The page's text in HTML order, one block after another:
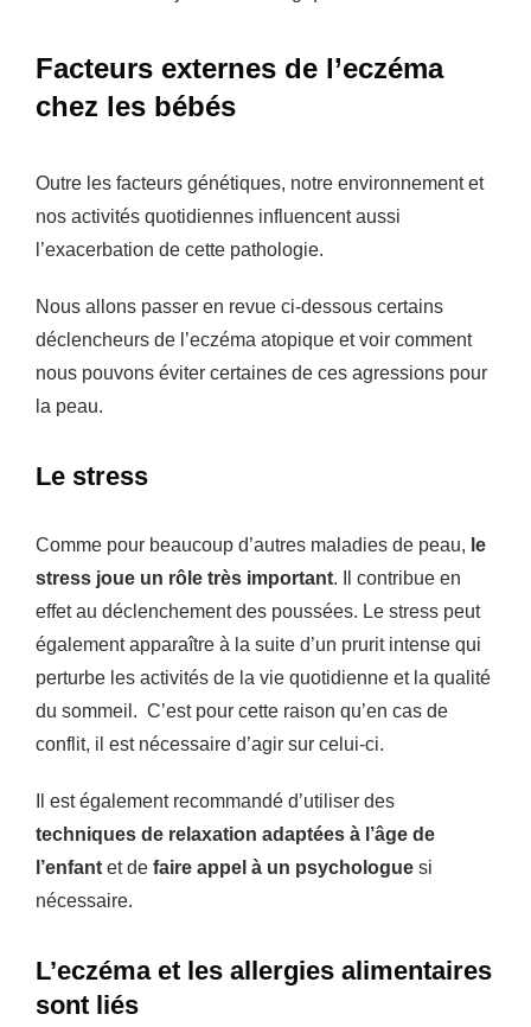
Facteurs externes de l’eczéma
chez les bébés
Outre les facteurs génétiques, notre environnement et
nos activités quotidiennes influencent aussi
l’exacerbation de cette pathologie.
Nous allons passer en revue ci-dessous certains
déclencheurs de l’eczéma atopique et voir comment
nous pouvons éviter certaines de ces agressions pour
la peau.
Le stress
Comme pour beaucoup d’autres maladies de peau, le
stress joue un rôle très important. Il contribue en
effet au déclenchement des poussées. Le stress peut
également apparaître à la suite d’un prurit intense qui
perturbe les activités de la vie quotidienne et la qualité
du sommeil. C’est pour cette raison qu’en cas de
conflit, il est nécessaire d’agir sur celui-ci.
Il est également recommandé d’utiliser des
techniques de relaxation adaptées à l’âge de
l’enfant et de faire appel à un psychologue si
nécessaire.
L’eczéma et les allergies alimentaires
sont liés